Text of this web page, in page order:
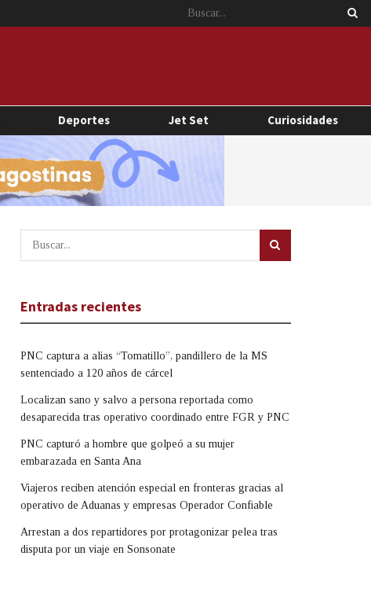
Deportes Jet Set Curiosidades
Entradas recientes
PNC captura a alias “Tomatillo”, pandillero de la MS
sentenciado a 120 años de cárcel
Localizan sano y salvo a persona reportada como
desaparecida tras operativo coordinado entre FGR y PNC
PNC capturó a hombre que golpeó a su mujer
embarazada en Santa Ana
Viajeros reciben atención especial en fronteras gracias al
operativo de Aduanas y empresas Operador Confiable
Arrestan a dos repartidores por protagonizar pelea tras
disputa por un viaje en Sonsonate